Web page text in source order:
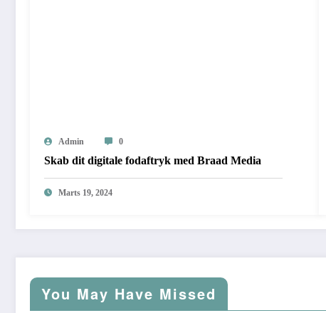
Admin 0
Skab dit digitale fodaftryk med Braad Media
Marts 19, 2024
You May Have Missed